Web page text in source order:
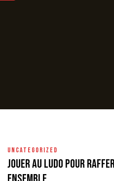
UNCATEGORIZED
Jouer au ludo pour